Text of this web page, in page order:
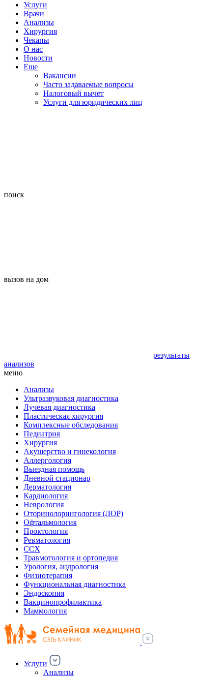
Услуги
Врачи
Анализы
Хирургия
Чекапы
О нас
Новости
Еще
Вакансии
Часто задаваемые вопросы
Налоговый вычет
Услуги для юридических лиц
поиск
вызов на дом
результаты
анализов
меню
Анализы
Ультразвуковая диагностика
Лучевая диагностика
Пластическая хирургия
Комплексные обследования
Педиатрия
Хирургия
Акушерство и гинекология
Аллергология
Выездная помощь
Дневной стационар
Дерматология
Кардиология
Неврология
Оторинолорингология (ЛОР)
Офтальмология
Проктология
Ревматология
ССХ
Травмотология и ортопедия
Урология, андрология
Физиотерапия
Функциональная диагностика
Эндоскопия
Вакцинопрофилактика
Маммология
Услуги
Анализы